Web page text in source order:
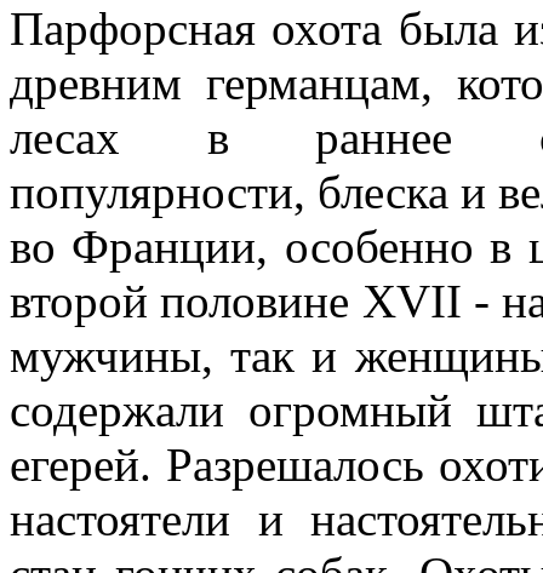
Парфорсная охота была
древним германцам,
лесах в раннее
популярности, блеска и
во Франции, особенно в
второй половине XVII -
мужчины, так и
содержали огромный
егерей. Разрешалось
настоятели и